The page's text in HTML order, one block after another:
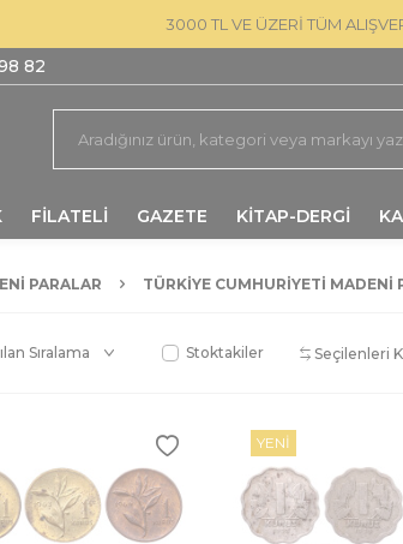
3000 TL VE ÜZERİ TÜM
82
FİLATELİ GAZETE KİTAP-DERGİ
PARALAR TÜRKIYE CUMHURIYETI MADENI
Stoktakiler Seçilenleri
YENI